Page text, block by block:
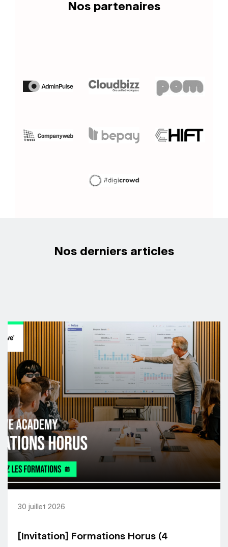
Nos partenaires
Nos derniers articles
[Invitation] Formations Horus (4
30 juillet 2026